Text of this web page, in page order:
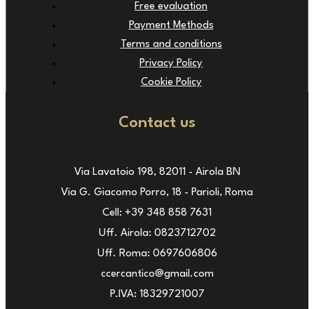
Free evaluation
Payment Methods
Terms and conditions
Privacy Policy
Cookie Policy
Contact us
Via Lavatoio 198, 82011 - Airola BN
Via G. Giacomo Porro, 18 - Parioli, Roma
Cell: +39 348 858 7631
Uff. Airola: 0823712702
Uff. Roma: 0697606806
ccercantico@gmail.com
P.IVA: 18329721007